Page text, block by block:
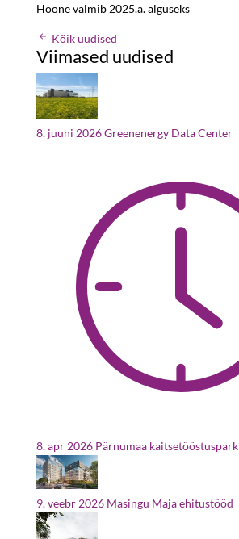
Hoone valmib 2025.a. alguseks
Kõik uudised
Viimased uudised
8. juuni 2026Greenenergy Data Center
8. apr 2026 Pärnumaa kaitsetööstuspark
9. veebr 2026 Masingu Maja ehitustööd